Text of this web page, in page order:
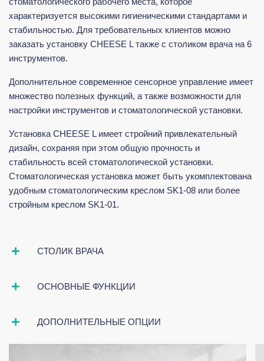
характеризуется высокими гигиеническими стандартами и
стабильностью. Для требовательных клиентов можно
заказать установку CHEESE L также с столиком врача на 6
инструментов.
Дополнительное современное сенсорное управление имеет
множество полезных функций, а также возможности для
настройки инструментов и стоматологической установки.
Установка CHEESE L имеет стройний привлекательный
дизайн, сохраняя при этом общую прочность и
стабильность всей стоматологической установки.
Стоматологическая установка может быть укомплектована
удобным стоматологическим креслом SK1-08 или более
стройным креслом SK1-01.
СТОЛИК ВРАЧА
ОСНОВНЫЕ ФУНКЦИИ
ДОПОЛНИТЕЛЬНЫЕ ОПЦИИ